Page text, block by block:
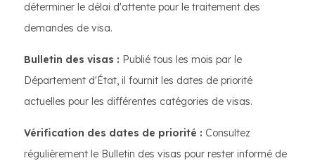
déterminer le délai d'attente pour le traitement des
demandes de visa.
Bulletin des visas : Publié tous les mois par le
Département d'État, il fournit les dates de priorité
actuelles pour les différentes catégories de visas.
Vérification des dates de priorité : Consultez
régulièrement le Bulletin des visas pour rester informé de